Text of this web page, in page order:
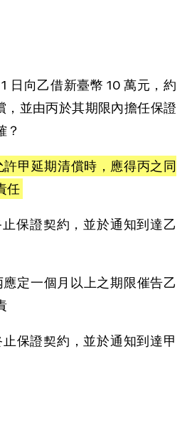
日向乙借新臺幣 10 萬元，約
，並由丙於其期限內擔任保證
？
甲延期清償時，應得丙之同
任
保證契約，並於通知到達乙
定一個月以上之期限催告乙
保證契約，並於通知到達甲